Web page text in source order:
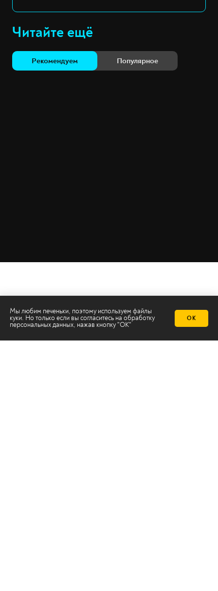
Читайте ещё
Рекомендуем Популярное
Мы любим печеньки, поэтому используем файлы
куки. Но только если вы согласитесь на обработку
персональных данных, нажав кнопку "ОК"
ОК